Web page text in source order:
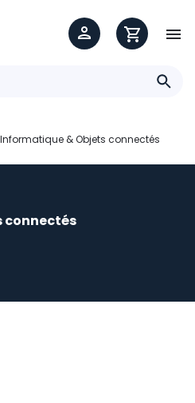

Informatique & Objets connectés
connectés